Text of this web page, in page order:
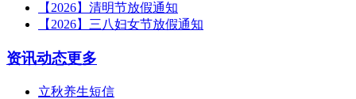
【2026】清明节放假通知
【2026】三八妇女节放假通知
资讯动态更多
立秋养生短信